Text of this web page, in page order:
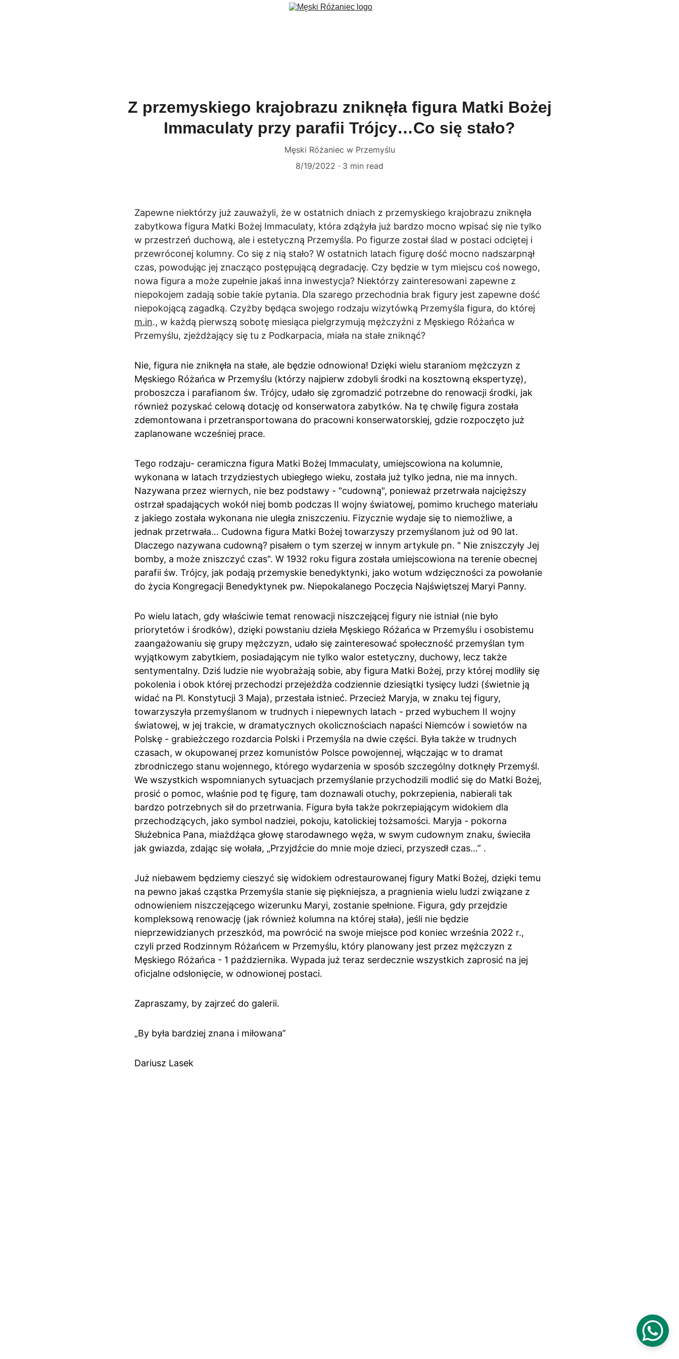
Z przemyskiego krajobrazu zniknęła figura Matki Bożej
Immaculaty przy parafii Trójcy…Co się stało?
Męski Różaniec w Przemyślu
8/19/2022
3 min read
Zapewne niektórzy już zauważyli, że w ostatnich dniach z przemyskiego krajobrazu zniknęła
zabytkowa figura Matki Bożej Immaculaty, która zdążyła już bardzo mocno wpisać się nie tylko
w przestrzeń duchową, ale i estetyczną Przemyśla. Po figurze został ślad w postaci odciętej i
przewróconej kolumny. Co się z nią stało? W ostatnich latach figurę dość mocno nadszarpnął
czas, powodując jej znacząco postępującą degradację. Czy będzie w tym miejscu coś nowego,
nowa figura a może zupełnie jakaś inna inwestycja? Niektórzy zainteresowani zapewne z
niepokojem zadają sobie takie pytania. Dla szarego przechodnia brak figury jest zapewne dość
niepokojącą zagadką. Czyżby będąca swojego rodzaju wizytówką Przemyśla figura, do której
m.in., w każdą pierwszą sobotę miesiąca pielgrzymują mężczyźni z Męskiego Różańca w
Przemyślu, zjeżdżający się tu z Podkarpacia, miała na stałe zniknąć?
Nie, figura nie zniknęła na stałe, ale będzie odnowiona! Dzięki wielu staraniom mężczyzn z
Męskiego Różańca w Przemyślu (którzy najpierw zdobyli środki na kosztowną ekspertyzę),
proboszcza i parafianom św. Trójcy, udało się zgromadzić potrzebne do renowacji środki, jak
również pozyskać celową dotację od konserwatora zabytków. Na tę chwilę figura została
zdemontowana i przetransportowana do pracowni konserwatorskiej, gdzie rozpoczęto już
zaplanowane wcześniej prace.
Tego rodzaju- ceramiczna figura Matki Bożej Immaculaty, umiejscowiona na kolumnie,
wykonana w latach trzydziestych ubiegłego wieku, została już tylko jedna, nie ma innych.
Nazywana przez wiernych, nie bez podstawy - "cudowną", ponieważ przetrwała najcięższy
ostrzał spadających wokół niej bomb podczas II wojny światowej, pomimo kruchego materiału
z jakiego została wykonana nie uległa zniszczeniu. Fizycznie wydaje się to niemożliwe, a
jednak przetrwała… Cudowna figura Matki Bożej towarzyszy przemyślanom już od 90 lat.
Dlaczego nazywana cudowną? pisałem o tym szerzej w innym artykule pn. " Nie zniszczyły Jej
bomby, a może zniszczyć czas". W 1932 roku figura została umiejscowiona na terenie obecnej
parafii św. Trójcy, jak podają przemyskie benedyktynki, jako wotum wdzięczności za powołanie
do życia Kongregacji Benedyktynek pw. Niepokalanego Poczęcia Najświętszej Maryi Panny.
Po wielu latach, gdy właściwie temat renowacji niszczejącej figury nie istniał (nie było
priorytetów i środków), dzięki powstaniu dzieła Męskiego Różańca w Przemyślu i osobistemu
zaangażowaniu się grupy mężczyzn, udało się zainteresować społeczność przemyślan tym
wyjątkowym zabytkiem, posiadającym nie tylko walor estetyczny, duchowy, lecz także
sentymentalny. Dziś ludzie nie wyobrażają sobie, aby figura Matki Bożej, przy której modliły się
pokolenia i obok której przechodzi przejeżdża codziennie dziesiątki tysięcy ludzi (świetnie ją
widać na Pl. Konstytucji 3 Maja), przestała istnieć. Przecież Maryja, w znaku tej figury,
towarzyszyła przemyślanom w trudnych i niepewnych latach - przed wybuchem II wojny
światowej, w jej trakcie, w dramatycznych okolicznościach napaści Niemców i sowietów na
Polskę - grabieżczego rozdarcia Polski i Przemyśla na dwie części. Była także w trudnych
czasach, w okupowanej przez komunistów Polsce powojennej, włączając w to dramat
zbrodniczego stanu wojennego, którego wydarzenia w sposób szczególny dotknęły Przemyśl.
We wszystkich wspomnianych sytuacjach przemyślanie przychodzili modlić się do Matki Bożej,
prosić o pomoc, właśnie pod tę figurę, tam doznawali otuchy, pokrzepienia, nabierali tak
bardzo potrzebnych sił do przetrwania. Figura była także pokrzepiającym widokiem dla
przechodzących, jako symbol nadziei, pokoju, katolickiej tożsamości. Maryja - pokorna
Służebnica Pana, miażdżąca głowę starodawnego węża, w swym cudownym znaku, świeciła
jak gwiazda, zdając się wołała, „Przyjdźcie do mnie moje dzieci, przyszedł czas…” .
Już niebawem będziemy cieszyć się widokiem odrestaurowanej figury Matki Bożej, dzięki temu
na pewno jakaś cząstka Przemyśla stanie się piękniejsza, a pragnienia wielu ludzi związane z
odnowieniem niszczejącego wizerunku Maryi, zostanie spełnione. Figura, gdy przejdzie
kompleksową renowację (jak również kolumna na której stała), jeśli nie będzie
nieprzewidzianych przeszkód, ma powrócić na swoje miejsce pod koniec września 2022 r.,
czyli przed Rodzinnym Różańcem w Przemyślu, który planowany jest przez mężczyzn z
Męskiego Różańca - 1 października. Wypada już teraz serdecznie wszystkich zaprosić na jej
oficjalne odsłonięcie, w odnowionej postaci.
Zapraszamy, by zajrzeć do galerii.
„By była bardziej znana i miłowana”
Dariusz Lasek